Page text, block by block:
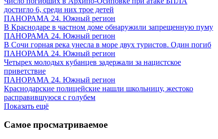
достигло 6, среди них трое детей
ПАНОРАМА 24. Южный регион
В Краснодаре в частном доме обнаружили запрещенную пуму
ПАНОРАМА 24. Южный регион
В Сочи горная река унесла в море двух туристов. Один погиб
ПАНОРАМА 24. Южный регион
Четырех молодых кубанцев задержали за нацистское
приветствие
ПАНОРАМА 24. Южный регион
Краснодарские полицейские нашли школьницу, жестоко
расправившуюся с голубем
Показать ещё
Самое просматриваемое